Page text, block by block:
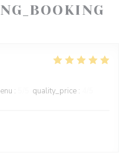
: quality_price :